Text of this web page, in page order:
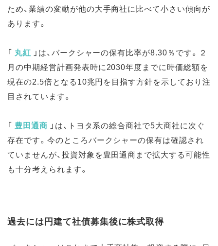
ため、業績の変動が他の大手商社に比べて小さい傾向が
あります。
「 丸紅 」 は、バークシャーの保有比率が8.30％です。２
月の中期経営計画発表時に2030年度までに時価総額を
現在の2.5倍となる10兆円を目指す方針を示しており注
目されています。
「 豊田通商 」 は、トヨタ系の総合商社で5大商社に次ぐ
存在です。今のところバークシャーの保有は確認され
ていませんが、投資対象を豊田通商まで拡大する可能性
も十分考えられます。
過去には円建て社債募集後に株式取得